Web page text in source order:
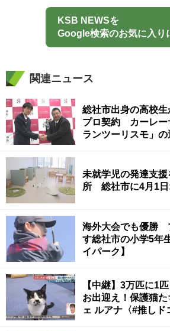
KSB NEWSを
Google検索のお気に入り
関連ニュース
総社市出身の高校
プロ契約 カーレー
ランツーリスモ」
未就学児の発達支
所 総社市に4月1
海外大会でも優勝
す総社市の小学5年
イパーク】
【中継】3万匹に1
お出迎え！保護猫
ェ ルアナ〈#推しド